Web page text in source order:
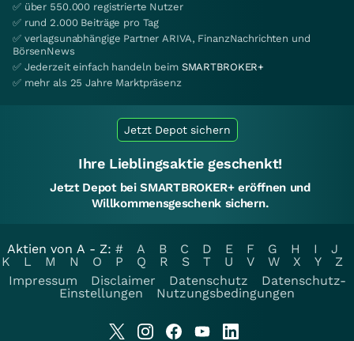
✅ über 550.000 registrierte Nutzer
✅ rund 2.000 Beiträge pro Tag
✅ verlagsunabhängige Partner ARIVA, FinanzNachrichten und
BörsenNews
✅ Jederzeit einfach handeln beim SMARTBROKER+
✅ mehr als 25 Jahre Marktpräsenz
Jetzt Depot sichern
Ihre Lieblingsaktie geschenkt!
Jetzt Depot bei SMARTBROKER+ eröffnen und
Willkommensgeschenk sichern.
Aktien von A - Z: # A B C D E F G H I
J
K
L M N O P Q R S T U V W X Y
Z
Impressum
Disclaimer Datenschutz
Datenschutz-
Einstellungen
Nutzungsbedingungen